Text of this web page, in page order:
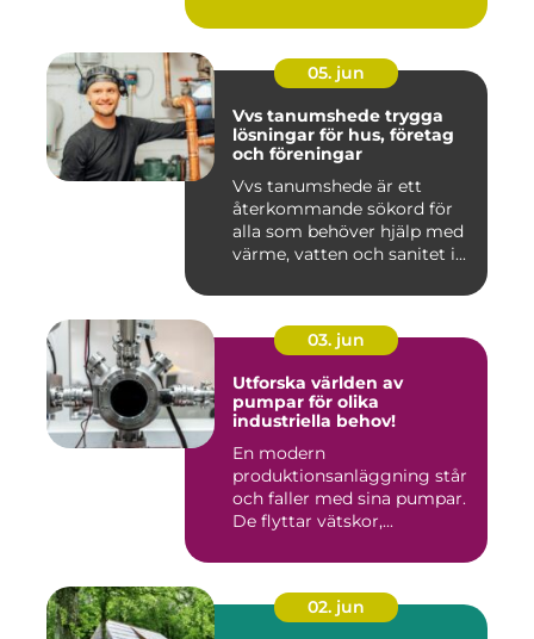
05. jun
Vvs tanumshede trygga
lösningar för hus, företag
och föreningar
Vvs tanumshede är ett
återkommande sökord för
alla som behöver hjälp med
värme, vatten och sanitet i...
03. jun
Utforska världen av
pumpar för olika
industriella behov!
En modern
produktionsanläggning står
och faller med sina pumpar.
De flyttar vätskor,...
02. jun